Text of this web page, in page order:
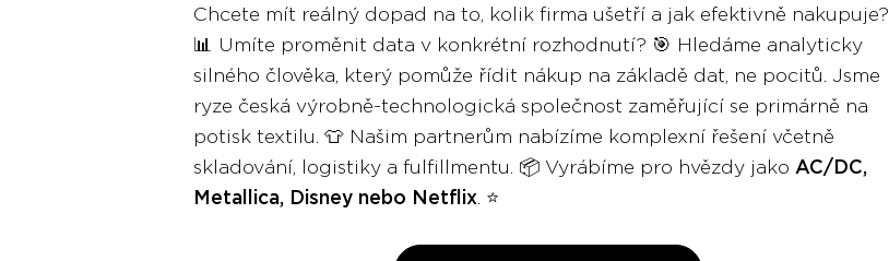
Chcete mít reálný dopad na to, kolik firma ušetří a jak efektivně nakupuje?
📊 Umíte proměnit data v konkrétní rozhodnutí? 🎯 Hledáme analyticky
silného člověka, který pomůže řídit nákup na základě dat, ne pocitů. Jsme
ryze česká výrobně-technologická společnost zaměřující se primárně na
potisk textilu. 👕 Našim partnerům nabízíme komplexní řešení včetně
skladování, logistiky a fulfillmentu. 📦 Vyrábíme pro hvězdy jako AC/DC,
Metallica, Disney nebo Netflix. ⭐